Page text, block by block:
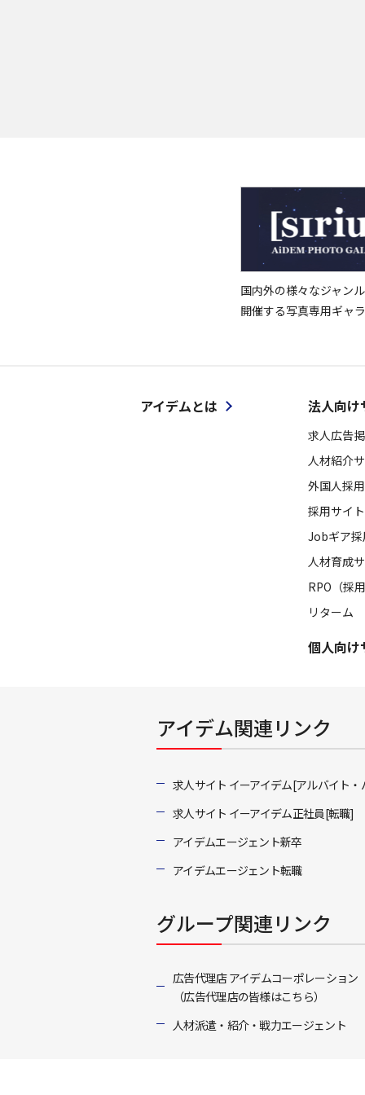
国内外の様々なジャン
開催する写真専用ギャ
アイデムとは 法人向け
求人広告
人材紹介
外国人採用
採用サイ
Jobギア
人材育成
RPO（採
リターム
個人向け
アイデム関連リンク
求人サイト イーアイデム[アルバイト
求人サイト イーアイデム正社員[転職]
アイデムエージェント新卒
アイデムエージェント転職
グループ関連リンク
広告代理店 アイデムコーポレーション
（広告代理店の皆様はこちら）
人材派遣・紹介・戦力エージェント